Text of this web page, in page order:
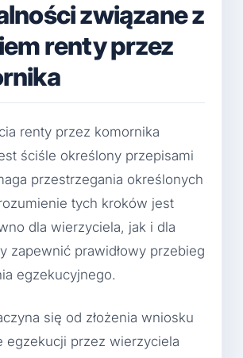
związane z
renty przez
renty przez komornika
ściśle określony przepisami
przestrzegania określonych
tych kroków jest
dla wierzyciela, jak i dla
zapewnić prawidłowy przebieg
egzekucyjnego.
się od złożenia wniosku
egzekucji przez wierzyciela